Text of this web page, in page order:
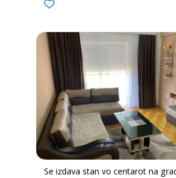
Se izdava stan vo centarot na